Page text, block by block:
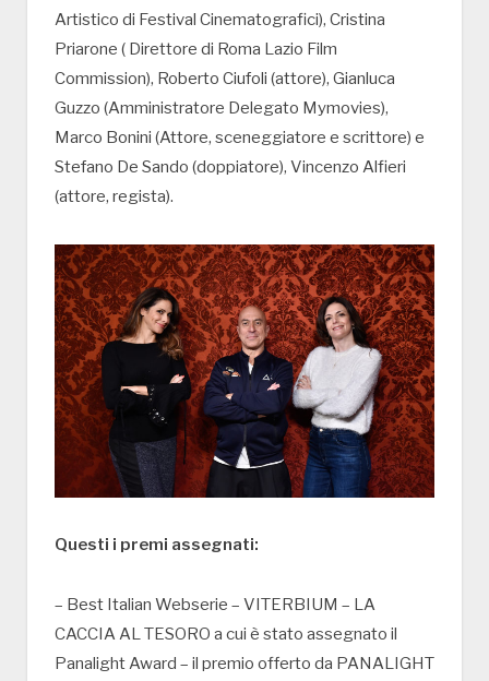
Artistico di Festival Cinematografici), Cristina
Priarone ( Direttore di Roma Lazio Film
Commission), Roberto Ciufoli (attore), Gianluca
Guzzo (Amministratore Delegato Mymovies),
Marco Bonini (Attore, sceneggiatore e scrittore) e
Stefano De Sando (doppiatore), Vincenzo Alfieri
(attore, regista).
Questi i premi assegnati:
– Best Italian Webserie – VITERBIUM – LA
CACCIA AL TESORO a cui è stato assegnato il
Panalight Award – il premio offerto da PANALIGHT